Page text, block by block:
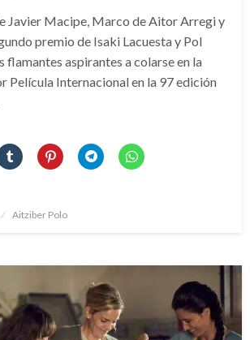
Javier Macipe, Marco de Aitor Arregi y
premio de Isaki Lacuesta y Pol
flamantes aspirantes a colarse en la
Película Internacional en la 97 edición
Aitziber Polo